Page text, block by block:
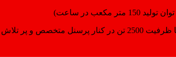
اماده مینمایند.